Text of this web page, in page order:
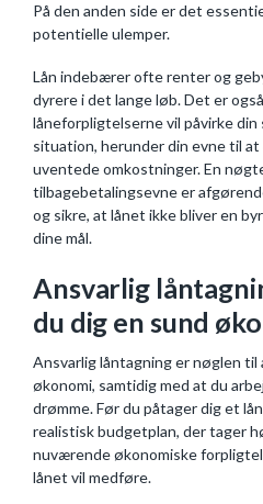
På den anden side er det
potentielle ulemper.
Lån indebærer ofte renter og
dyrere i det lange løb. Det er
låneforpligtelserne vil påvirke din
situation, herunder din evne til
uventede omkostninger. En
tilbagebetalingsevne er
og sikre, at lånet ikke bliver en
dine mål.
Ansvarlig
du dig en sund
Ansvarlig låntagning er nøglen
økonomi, samtidig med at du
drømme. Før du påtager dig et
realistisk budgetplan, der tager
nuværende økonomiske
lånet vil medføre.